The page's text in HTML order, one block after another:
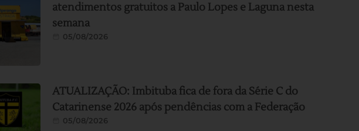
atendimentos gratuitos a Paulo Lopes e Laguna nesta
semana
05/08/2026
ATUALIZAÇÃO: Imbituba fica de fora da Série C do
Catarinense 2026 após pendências com a Federação
05/08/2026